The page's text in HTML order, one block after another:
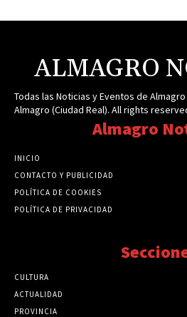
ALMAGRO
Todas las Noticias y Eventos de
Almagro (Ciudad Real). All rights
Almagro
INICIO
CONTACTO Y PUBLICIDAD
POLÍTICA DE COOKIES
POLÍTICA DE PRIVACIDAD
CULTURA
ACTUALIDAD
PROVINCIA